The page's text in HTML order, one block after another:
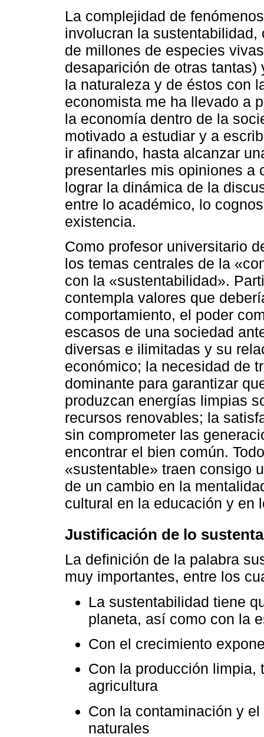
La complejidad de
involucran la
de millones de especies
desaparición de otras
la naturaleza y de éstos con
economista me ha llevado a
la economía dentro de la
motivado a estudiar y a
ir afinando, hasta alcanzar
presentarles mis opiniones a
lograr la dinámica de la
entre lo académico, lo
existencia.
Como profesor universitario
los temas centrales de la
con la «sustentabilidad».
contempla valores que
comportamiento, el poder
escasos de una sociedad
diversas e ilimitadas y su
económico; la necesidad de
dominante para garantizar
produzcan energías limpias
recursos renovables; la
sin comprometer las
encontrar el bien común.
«sustentable» traen consigo
de un cambio en la
cultural en la educación y en
Justificación de lo
La definición de la palabra
muy importantes, entre los
La sustentabilidad tiene
planeta, así como con la
Con el crecimiento
Con la producción limpia,
agricultura
Con la contaminación y
naturales